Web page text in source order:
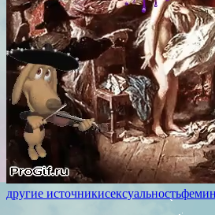
другие источникисексуальность